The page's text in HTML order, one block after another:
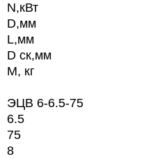
N,кВт
D,мм
L,мм
D ск,мм
М, кг
ЭЦВ 6-6.5-75
6.5
75
8